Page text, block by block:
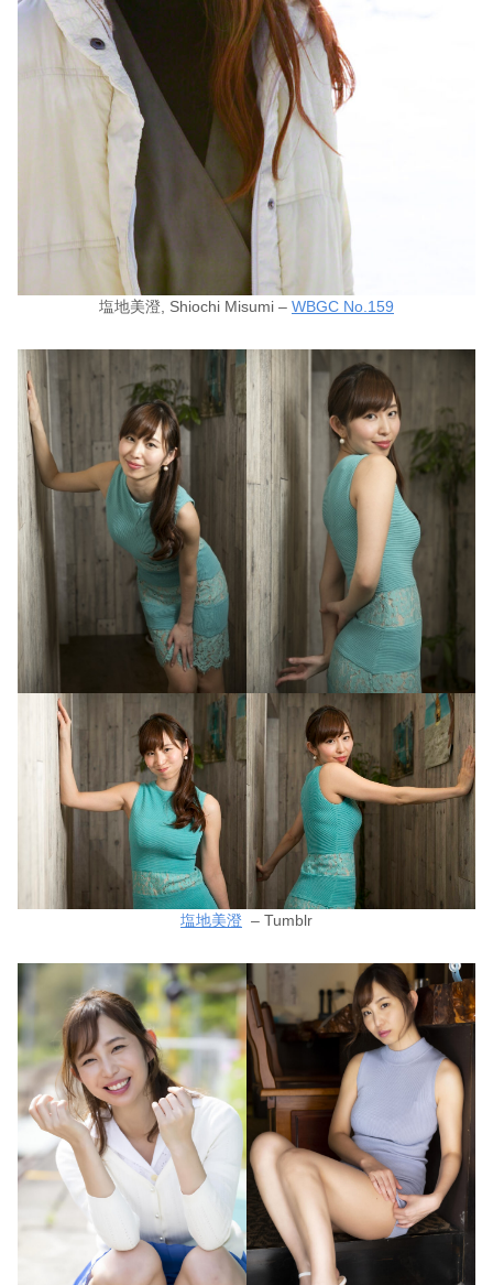
塩地美澄, Shiochi Misumi – WBGC No.159
塩地美澄 – Tumblr